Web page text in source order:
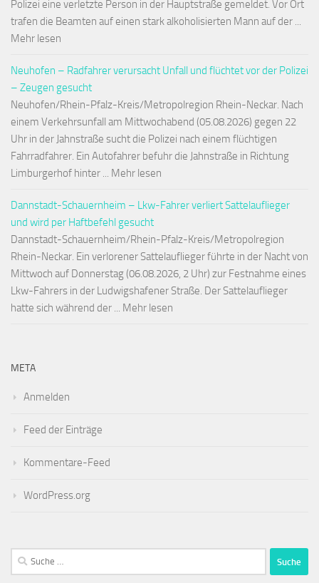
Polizei eine verletzte Person in der Hauptstraße gemeldet. Vor Ort
trafen die Beamten auf einen stark alkoholisierten Mann auf der ...
Mehr lesen
Neuhofen – Radfahrer verursacht Unfall und flüchtet vor der Polizei
– Zeugen gesucht
Neuhofen/Rhein-Pfalz-Kreis/Metropolregion Rhein-Neckar. Nach
einem Verkehrsunfall am Mittwochabend (05.08.2026) gegen 22
Uhr in der Jahnstraße sucht die Polizei nach einem flüchtigen
Fahrradfahrer. Ein Autofahrer befuhr die Jahnstraße in Richtung
Limburgerhof hinter ... Mehr lesen
Dannstadt-Schauernheim – Lkw-Fahrer verliert Sattelauflieger
und wird per Haftbefehl gesucht
Dannstadt-Schauernheim/Rhein-Pfalz-Kreis/Metropolregion
Rhein-Neckar. Ein verlorener Sattelauflieger führte in der Nacht von
Mittwoch auf Donnerstag (06.08.2026, 2 Uhr) zur Festnahme eines
Lkw-Fahrers in der Ludwigshafener Straße. Der Sattelauflieger
hatte sich während der ... Mehr lesen
META
Anmelden
Feed der Einträge
Kommentare-Feed
WordPress.org
Suche
nach: